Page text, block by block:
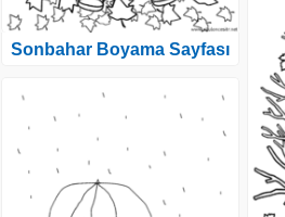
Sonbahar Boyama Sayfası